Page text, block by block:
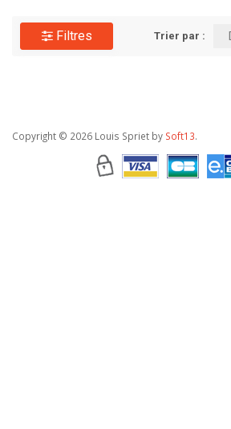
construction. Des milliers de produits de
marques disponibles au meilleur prix, à portée
Filtres Trier par :
Copyright © 2026 Louis Spriet by Soft13.